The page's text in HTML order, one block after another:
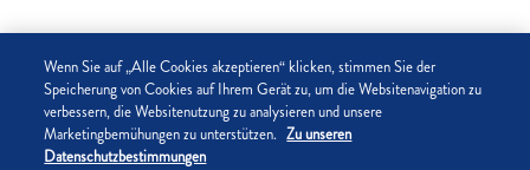
UNTERNEHMEN
DATENSCHUTZ
Wenn Sie auf „Alle Cookies akzeptieren“ klicken, stimmen Sie der
Speicherung von Cookies auf Ihrem Gerät zu, um die Websitenavigation zu
verbessern, die Websitenutzung zu analysieren und unsere
Marketingbemühungen zu unterstützen. Zu unseren
Datenschutzbestimmungen